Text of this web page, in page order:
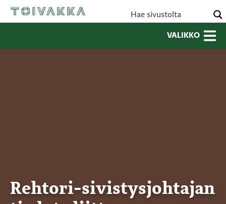
VALIKKO
Rehtori-sivistysjohtajan